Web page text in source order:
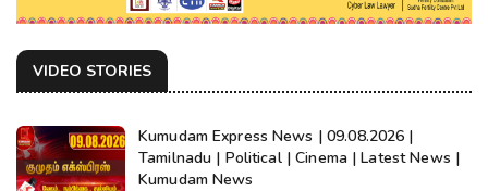
VIDEO STORIES
Kumudam Express News | 09.08.2026 |
Tamilnadu | Political | Cinema | Latest News |
Kumudam News